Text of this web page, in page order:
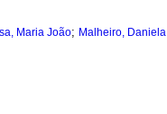
Maria João; Malheiro, Daniela